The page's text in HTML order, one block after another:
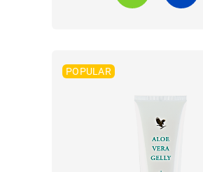
POPULAR